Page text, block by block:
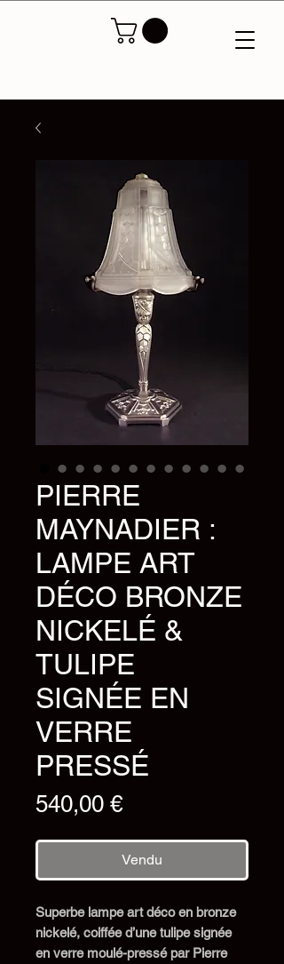
PIERRE
MAYNADIER :
LAMPE ART
DÉCO BRONZE
NICKELÉ &
TULIPE
SIGNÉE EN
VERRE
PRESSÉ
540,00 €Prix
Vendu
Superbe lampe art déco en bronze
nickelé, coiffée d’une tulipesignée
en verre moulé-pressé par Pierre